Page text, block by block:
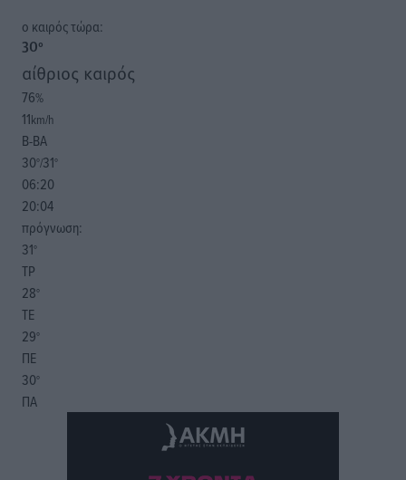
o καιρός τώρα:
30°
αίθριος καιρός
76%
11km/h
Β-ΒΑ
30°/31°
06:20
20:04
πρόγνωση:
31°
ΤΡ
28°
ΤΕ
29°
ΠΕ
30°
ΠΑ